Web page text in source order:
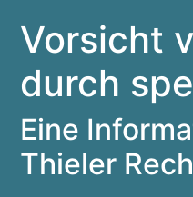
Vorsicht
durch
Eine
Thieler